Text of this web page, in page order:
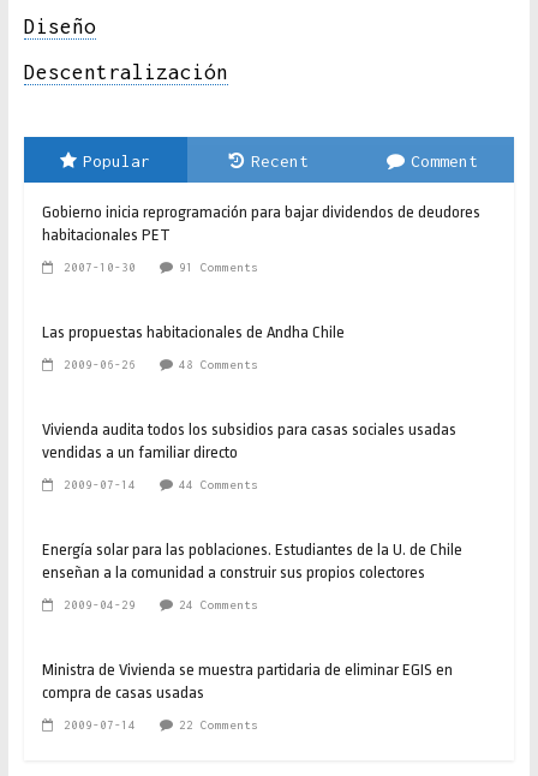
Diseño
Descentralización
Popular Recent Comment
Gobierno inicia reprogramación para bajar dividendos de deudores
habitacionales PET
2007-10-30 91 Comments
Las propuestas habitacionales de Andha Chile
2009-06-26 48 Comments
Vivienda audita todos los subsidios para casas sociales usadas
vendidas a un familiar directo
2009-07-14 44 Comments
Energía solar para las poblaciones. Estudiantes de la U. de Chile
enseñan a la comunidad a construir sus propios colectores
2009-04-29 24 Comments
Ministra de Vivienda se muestra partidaria de eliminar EGIS en
compra de casas usadas
2009-07-14 22 Comments